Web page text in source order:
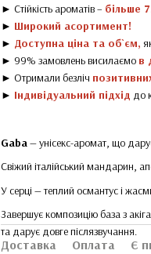
► Стійкість ароматів – більше
► Широкий асортимент!
► Доступна ціна та об`єм,
► 99% замовлень висилаємо в
► Отримали безліч
► Індивідуальний підхід до
Gaba— унісекс-аромат, що
Свіжий італійський мандарин,
У серці — теплий османтус і
Завершує композицію база з
та дарує довге післязвучання.
Доставка Оплата Є